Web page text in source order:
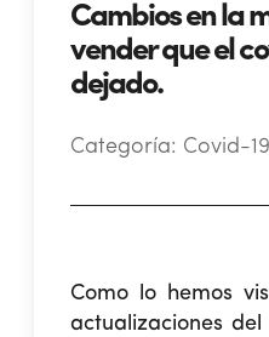
Cambios en la
vender que el
dejado.
Categoría: Covid-19
Como lo hemos
actualizaciones